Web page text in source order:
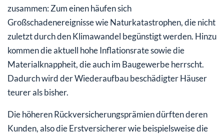
zusammen: Zum einen häufen sich
Großschadenereignisse wie Naturkatastrophen, die nicht
zuletzt durch den Klimawandel begünstigt werden. Hinzu
kommen die aktuell hohe Inflationsrate sowie die
Materialknappheit, die auch im Baugewerbe herrscht.
Dadurch wird der Wiederaufbau beschädigter Häuser
teurer als bisher.
Die höheren Rückversicherungsprämien dürften deren
Kunden, also die Erstversicherer wie beispielsweise die